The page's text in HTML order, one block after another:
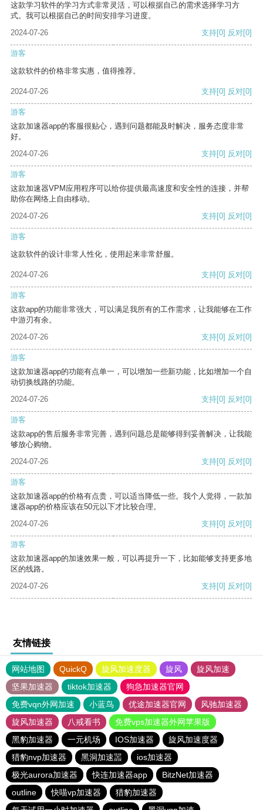
这款学习软件的学习方式非常灵活，可以根据自己的需求选择学习方
式。我可以根据自己的时间安排学习进度。
2024-07-26
支持[0] 反对[0]
游客
这款软件的价格非常实惠，值得推荐。
2024-07-26 支持[0] 反对[0]
游客
这款加速器app的客服很贴心，遇到问题都能及时解决，服务态度非常
好。
2024-07-26
支持[0] 反对[0]
游客
这款加速器VPM应用程序可以给你提供最高速度和安全性的连接，并帮
助你在网络上自由移动。
2024-07-26
支持[0] 反对[0]
游客
这款软件的设计非常人性化，使用起来非常舒服。
2024-07-26 支持[0] 反对[0]
游客
这款app的功能非常强大，可以满足我所有的工作需求，让我能够在工作
中游刃有余。
2024-07-26
支持[0] 反对[0]
游客
这款加速器app的功能有点单一，可以增加一些新功能，比如增加一个自
动切换线路的功能。
2024-07-26
支持[0] 反对[0]
游客
这款app的售后服务非常完善，遇到问题总是能够得到妥善解决，让我能
够放心购物。
2024-07-26
支持[0] 反对[0]
游客
这款加速器app的价格有点贵，可以适当降低一些。我个人觉得，一款加
速器app的价格应该在50元以下才比较合理。
2024-07-26
支持[0] 反对[0]
游客
这款加速器app的加速效果一般，可以再提升一下，比如能够支持更多地
区的线路。
2024-07-26
支持[0] 反对[0]
友情链接
网站地图 QuickQ 旋风加速度器 旋风
旋风加速
坚果加速器
tiktok加速器
狗急加速器官网
免费vqn外网加速
小蓝鸟 优途加速器官网
风驰加速器
旋风加速器
八戒看书
免费vps加速器外网苹果版
黑豹加速器
一元机场 IOS加速器
旋风加速度器
猎豹nvp加速器
黑洞加速噐
ios加速器
极光aurora加速器
快连加速器app
BitzNet加速器
outline
快喵vp加速器
猎豹加速器